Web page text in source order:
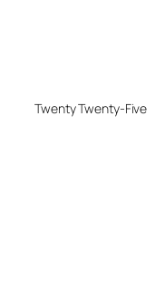
Twenty Twenty-Five